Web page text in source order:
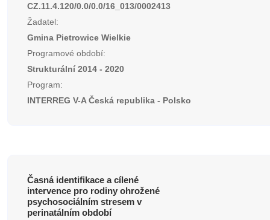
CZ.11.4.120/0.0/0.0/16_013/0002413
Žadatel:
Gmina Pietrowice Wielkie
Programové období:
Strukturální 2014 - 2020
Program:
INTERREG V-A Česká republika - Polsko
Časná identifikace a cílené
intervence pro rodiny ohrožené
psychosociálním stresem v
perinatálním období